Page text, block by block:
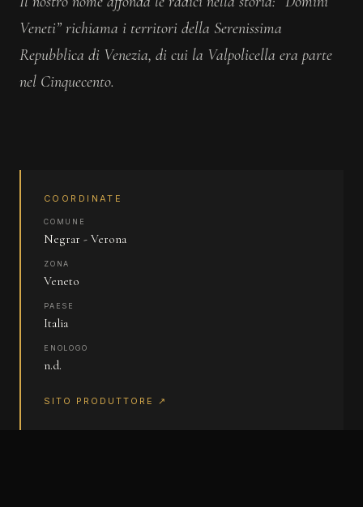
Veneti” richiama i territori della Serenissima
Repubblica di Venezia, di cui la Valpolicella era parte
nel Cinquecento.
COORDINATE
COMUNE
Negrar - Verona
ZONA
Veneto
PAESE
Italia
ENOLOGO
n.d.
SITO PRODUTTORE ↗